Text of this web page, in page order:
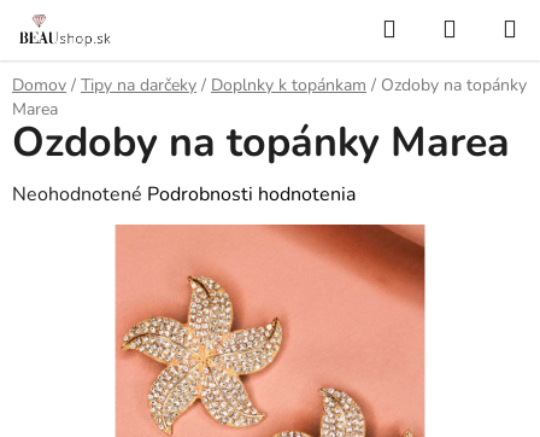
Prejsť
obsah
Hľadať
KOŠÍK
Domov / Tipy na darčeky / Doplnky k topánkam / Ozdoby na topánky
Marea
Ozdoby na topánky Marea
Priemerné
Neohodnotené Podrobnosti hodnotenia